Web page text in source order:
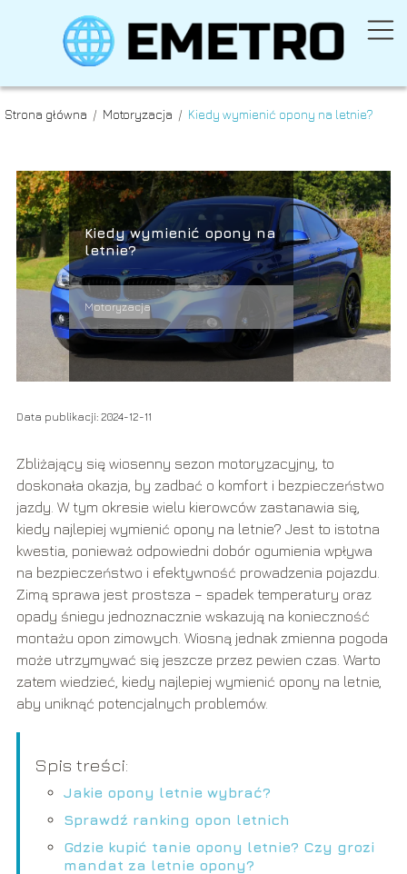
Strona główna / Motoryzacja / Kiedy wymienić opony na letnie?
Kiedy wymienić opony na
letnie?
Motoryzacja
Data publikacji: 2024-12-11
Zbliżający się wiosenny sezon motoryzacyjny, to
doskonała okazja, by zadbać o komfort i bezpieczeństwo
jazdy. W tym okresie wielu kierowców zastanawia się,
kiedy najlepiej wymienić opony na letnie? Jest to istotna
kwestia, ponieważ odpowiedni dobór ogumienia wpływa
na bezpieczeństwo i efektywność prowadzenia pojazdu.
Zimą sprawa jest prostsza – spadek temperatury oraz
opady śniegu jednoznacznie wskazują na konieczność
montażu opon zimowych. Wiosną jednak zmienna pogoda
może utrzymywać się jeszcze przez pewien czas. Warto
zatem wiedzieć, kiedy najlepiej wymienić opony na letnie,
aby uniknąć potencjalnych problemów.
Spis treści:
Jakie opony letnie wybrać?
Sprawdź ranking opon letnich
Gdzie kupić tanie opony letnie? Czy grozi
mandat za letnie opony?